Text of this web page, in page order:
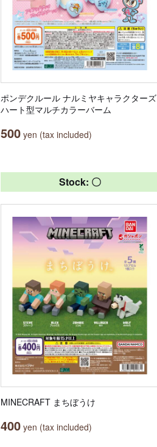
ポンデクルール ナルミヤキャラクターズ
ハート型マルチカラーバーム
500 yen (tax included)
Stock: 〇
MINECRAFT まちぼうけ
400 yen (tax included)